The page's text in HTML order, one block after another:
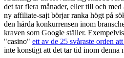
det tar flera månader, eller till och med
ny affiliate-sajt börjar ranka högt på
den hårda konkurrensen inom
kraven som Google ställer.
"casino" ett av de 25 svåraste orden
inte konstigt att det tar tid inom denna